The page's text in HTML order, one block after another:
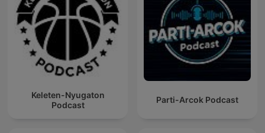
Keleten-Nyugaton
Podcast
Parti-Arcok Podcast